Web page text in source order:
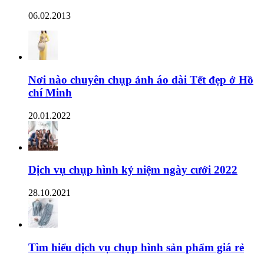
06.02.2013
Nơi nào chuyên chụp ảnh áo dài Tết đẹp ở Hồ
chí Minh
20.01.2022
Dịch vụ chụp hình kỷ niệm ngày cưới 2022
28.10.2021
Tìm hiểu dịch vụ chụp hình sản phẩm giá rẻ